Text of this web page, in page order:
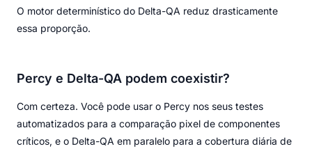
O motor determinístico do Delta-QA reduz drasticamente
essa proporção.
Percy e Delta-QA podem coexistir?
Com certeza. Você pode usar o Percy nos seus testes
automatizados para a comparação pixel de componentes
críticos, e o Delta-QA em paralelo para a cobertura diária de